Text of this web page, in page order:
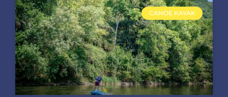
CANOE KAYAK